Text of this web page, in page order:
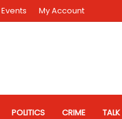
Events My Account
POLITICS CRIME